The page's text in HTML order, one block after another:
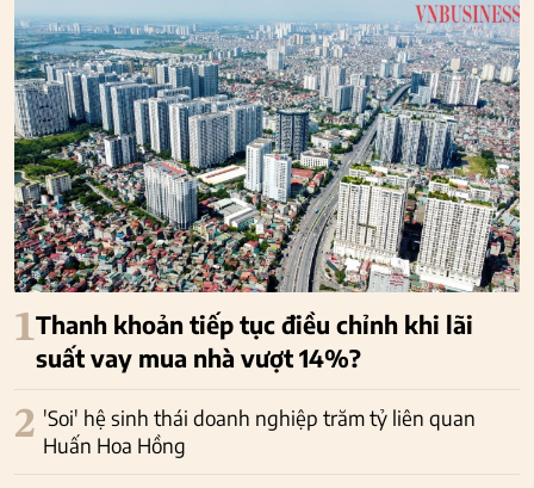
1Thanh khoản tiếp tục điều chỉnh khi lãi
suất vay mua nhà vượt 14%?
2 'Soi' hệ sinh thái doanh nghiệp trăm tỷ liên quan
Huấn Hoa Hồng